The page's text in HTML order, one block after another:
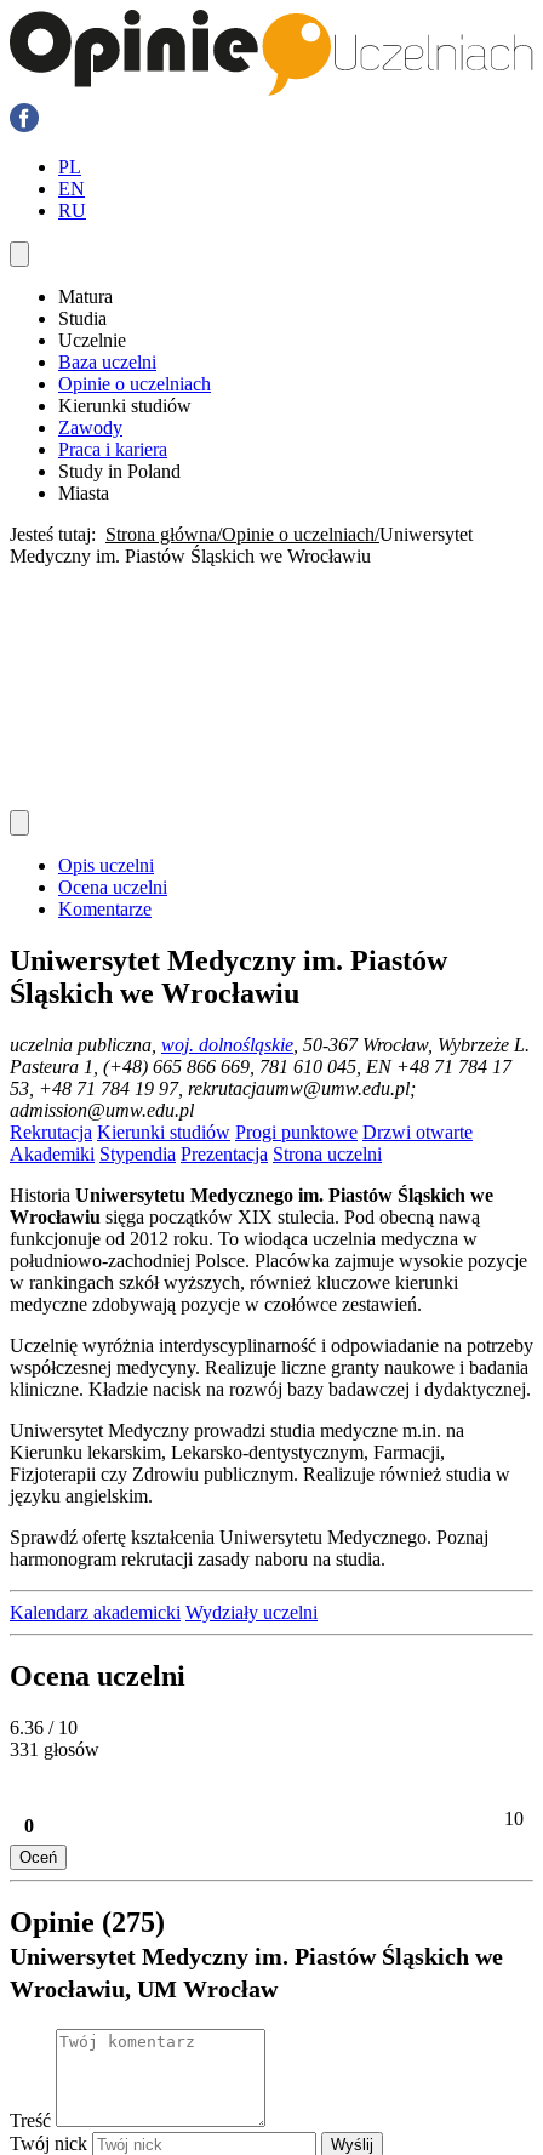
PL
EN
RU
Matura
Studia
Uczelnie
Baza uczelni
Opinie o uczelniach
Kierunki studiów
Zawody
Praca i kariera
Study in Poland
Miasta
Jesteś tutaj: Strona główna Opinie o uczelniach Uniwersytet
Medyczny im. Piastów Śląskich we Wrocławiu
Opis uczelni
Ocena uczelni
Komentarze
Uniwersytet Medyczny im. Piastów
Śląskich we Wrocławiu
uczelnia publiczna woj. dolnośląskie , 50-367 Wrocław, Wybrzeże L.
Pasteura 1, (+48) 665 866 669, 781 610 045, EN +48 71 784 17
53, +48 71 784 19 97, rekrutacjaumw@umw.edu.pl;
admission@umw.edu.pl
Rekrutacja Kierunki studiów Progi punktowe Drzwi otwarte
Akademiki Stypendia Prezentacja Strona uczelni
Historia Uniwersytetu Medycznego im. Piastów Śląskich we
Wrocławiu sięga początków XIX stulecia. Pod obecną nawą
funkcjonuje od 2012 roku. To wiodąca uczelnia medyczna w
południowo-zachodniej Polsce. Placówka zajmuje wysokie pozycje
w rankingach szkół wyższych, również kluczowe kierunki
medyczne zdobywają pozycje w czołówce zestawień.
Uczelnię wyróżnia interdyscyplinarność i odpowiadanie na potrzeby
współczesnej medycyny. Realizuje liczne granty naukowe i badania
kliniczne. Kładzie nacisk na rozwój bazy badawczej i dydaktycznej.
Uniwersytet Medyczny prowadzi studia medyczne m.in. na
Kierunku lekarskim, Lekarsko-dentystycznym, Farmacji,
Fizjoterapii czy Zdrowiu publicznym. Realizuje również studia w
języku angielskim.
Sprawdź ofertę kształcenia Uniwersytetu Medycznego. Poznaj
harmonogram rekrutacji zasady naboru na studia.
Kalendarz akademicki Wydziały uczelni
Ocena uczelni
6.36 / 10
331 głosów
0 10
Oceń
Opinie (275)
Uniwersytet Medyczny im. Piastów Śląskich we
Wrocławiu, UM Wrocław
Treść
Twój nick
Wyślij